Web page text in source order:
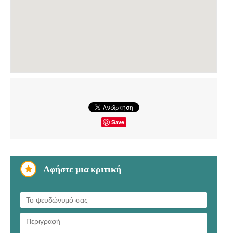
Save
Αφήστε μια κριτική